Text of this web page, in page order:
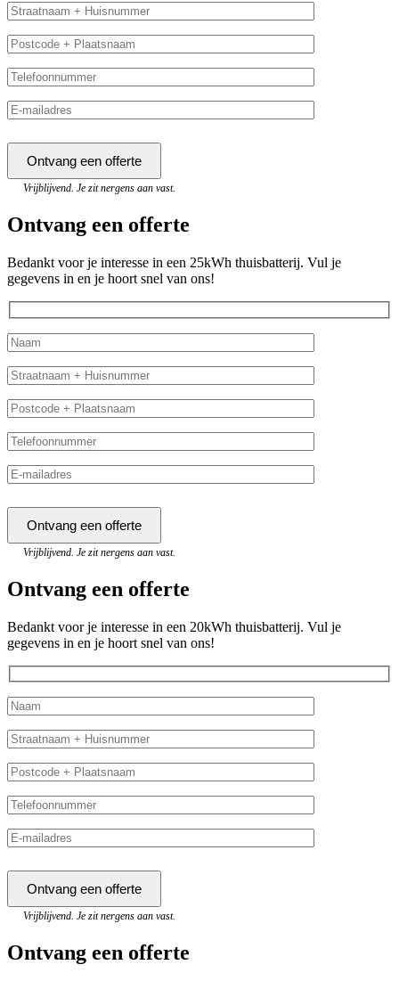
Vrijblijvend. Je zit nergens aan vast.
Ontvang een offerte
Bedankt voor je interesse in een 25kWh thuisbatterij. Vul je
gegevens in en je hoort snel van ons!
Vrijblijvend. Je zit nergens aan vast.
Ontvang een offerte
Bedankt voor je interesse in een 20kWh thuisbatterij. Vul je
gegevens in en je hoort snel van ons!
Vrijblijvend. Je zit nergens aan vast.
Ontvang een offerte